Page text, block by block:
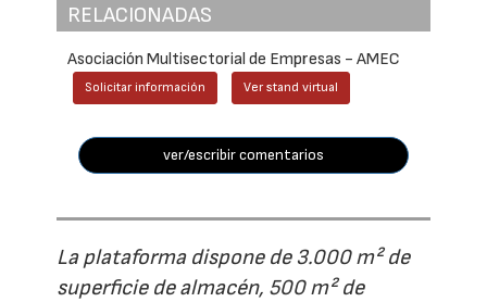
RELACIONADAS
Asociación Multisectorial de Empresas - AMEC
Solicitar información Ver stand virtual
ver/escribir comentarios
La plataforma dispone de 3.000 m² de
superficie de almacén, 500 m² de